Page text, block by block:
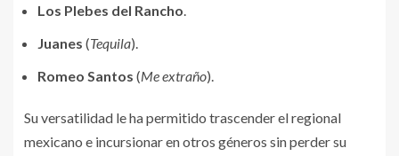
Los Plebes del Rancho.
Juanes (Tequila).
Romeo Santos (Me extraño).
Su versatilidad le ha permitido trascender el regional
mexicano e incursionar en otros géneros sin perder su